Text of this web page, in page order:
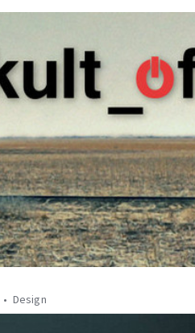
Design